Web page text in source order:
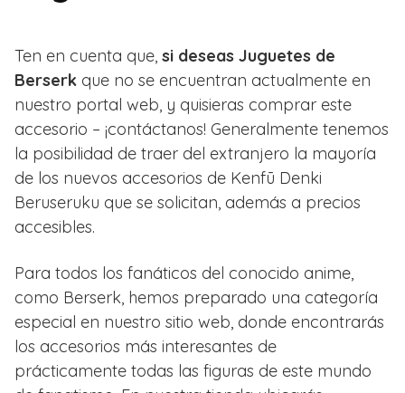
Ten en cuenta que, si deseas Juguetes de
Berserk que no se encuentran actualmente en
nuestro portal web, y quisieras comprar este
accesorio – ¡contáctanos! Generalmente tenemos
la posibilidad de traer del extranjero la mayoría
de los nuevos accesorios de Kenfū Denki
Beruseruku que se solicitan, además a precios
accesibles.
Para todos los fanáticos del conocido anime,
como Berserk, hemos preparado una categoría
especial en nuestro sitio web, donde encontrarás
los accesorios más interesantes de
prácticamente todas las figuras de este mundo